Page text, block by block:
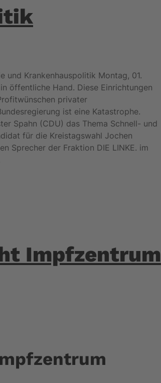
und Krankenhauspolitik Montag, 01.
öffentliche Hand. Diese Einrichtungen
privater
ist eine Katastrophe.
Spahn (CDU) das Thema Schnell- und
für die Kreistagswahl Jochen
Sprecher der Fraktion DIE LINKE. im
Impfzentrum